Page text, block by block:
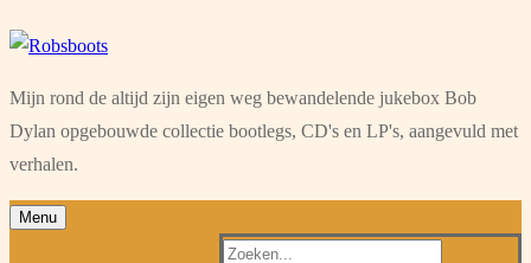
Ga
de
inhoud
Menu
Sluiten
Mijn rond de altijd zijn eigen weg bewandelende jukebox Bob
Dylan opgebouwde collectie bootlegs, CD's en LP's, aangevuld met
verhalen.
Menu
Zoeken